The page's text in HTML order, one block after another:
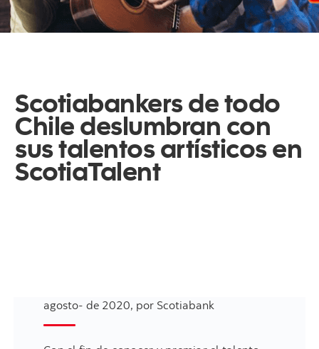
Scotiabankers de todo
Chile deslumbran con
sus talentos artísticos en
ScotiaTalent
agosto- de 2020, por Scotiabank